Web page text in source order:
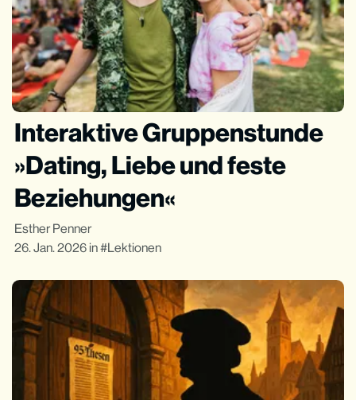
Interaktive Gruppenstunde
»Dating, Liebe und feste
Beziehungen«
Esther Penner
26. Jan. 2026 in Lektionen